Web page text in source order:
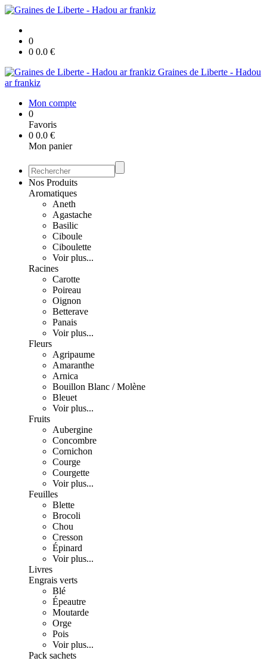
0
0 0.0 €
Graines de Liberte - Hadou
ar frankiz
Mon compte
0
Favoris
0 0.0 €
Mon panier
Nos Produits
Aromatiques
Aneth
Agastache
Basilic
Ciboule
Ciboulette
Voir plus...
Racines
Carotte
Poireau
Oignon
Betterave
Panais
Voir plus...
Fleurs
Agripaume
Amaranthe
Arnica
Bouillon Blanc / Molène
Bleuet
Voir plus...
Fruits
Aubergine
Concombre
Cornichon
Courge
Courgette
Voir plus...
Feuilles
Blette
Brocoli
Chou
Cresson
Épinard
Voir plus...
Livres
Engrais verts
Blé
Épeautre
Moutarde
Orge
Pois
Voir plus...
Pack sachets